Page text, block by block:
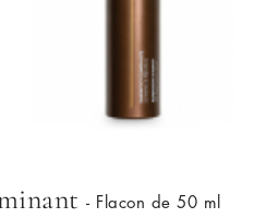
- Flacon de 50 ml